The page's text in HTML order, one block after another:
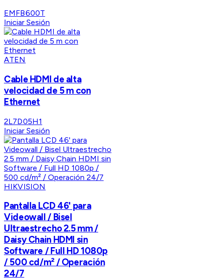
EMFB600T
Iniciar Sesión
ATEN
Cable HDMI de alta
velocidad de 5 m con
Ethernet
2L7D05H1
Iniciar Sesión
HIKVISION
Pantalla LCD 46' para
Videowall / Bisel
Ultraestrecho 2.5 mm /
Daisy Chain HDMI sin
Software / Full HD 1080p
/ 500 cd/m² / Operación
24/7